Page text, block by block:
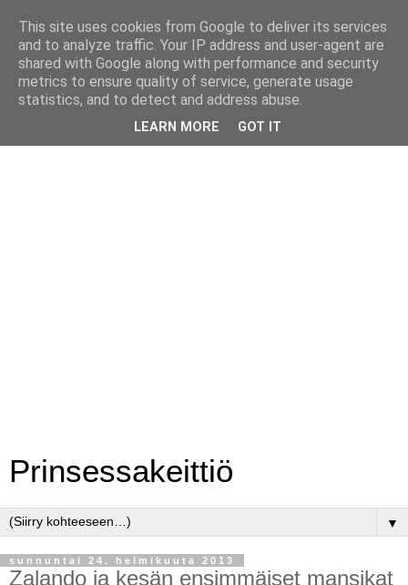
Prinsessakeittiö
▼
sunnuntai 24. helmikuuta 2013
Zalando ja kesän ensimmäiset mansikat
This site uses cookies from Google to deliver its services
and to analyze traffic. Your IP address and user-agent are
shared with Google along with performance and security
metrics to ensure quality of service, generate usage
statistics, and to detect and address abuse.
LEARN MORE GOT IT